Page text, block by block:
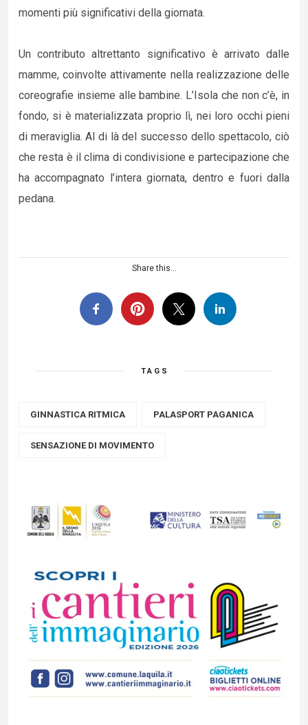
momenti più significativi della giornata.
Un contributo altrettanto significativo è arrivato dalle
mamme, coinvolte attivamente nella realizzazione delle
coreografie insieme alle bambine. L’Isola che non c’è, in
fondo, si è materializzata proprio lì, nei loro occhi pieni
di meraviglia. Al di là del successo dello spettacolo, ciò
che resta è il clima di condivisione e partecipazione che
ha accompagnato l’intera giornata, dentro e fuori dalla
pedana.
Share this...
TAGS
GINNASTICA RITMICA PALASPORT PAGANICA
SENSAZIONE DI MOVIMENTO